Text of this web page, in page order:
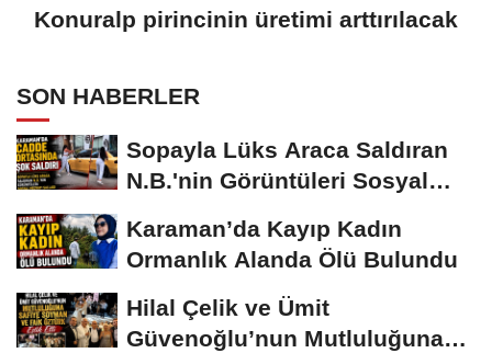
Konuralp pirincinin üretimi arttırılacak
SON HABERLER
Sopayla Lüks Araca Saldıran
N.B.'nin Görüntüleri Sosyal
Karaman’da Kayıp Kadın
Ormanlık Alanda Ölü Bulundu
Hilal Çelik ve Ümit
Güvenoğlu’nun Mutluluğuna